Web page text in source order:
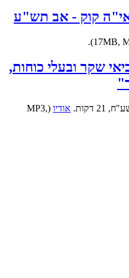
קוק - אב תש"ע
שקר ובעלי כוחות,
דקות. אודיו (MP3,